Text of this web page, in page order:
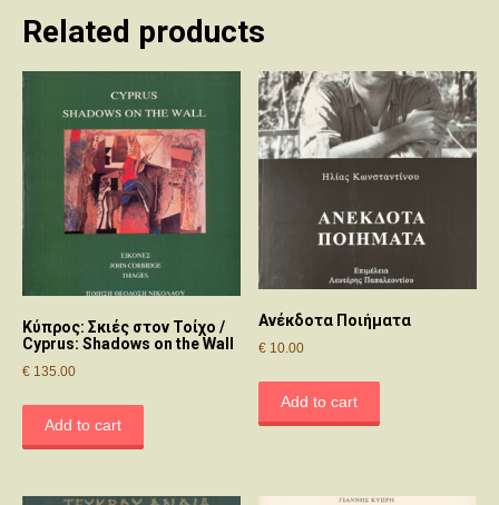
Related products
Κύπρος: Σκιές στον Τοίχο /
Cyprus: Shadows on the Wall
€ 135.00
Add to cart
Ανέκδοτα Ποιήματα
€ 10.00
Add to cart